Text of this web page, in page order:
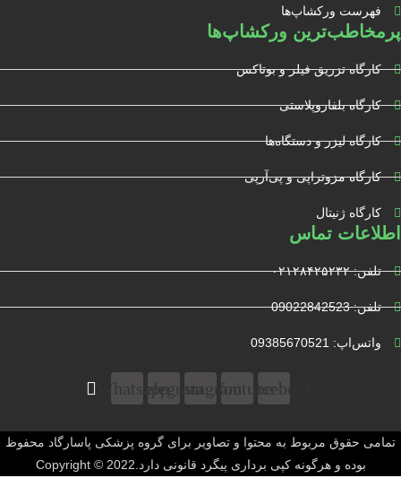
فهرست ورکشاپ‌ها
پرمخاطب‌ترین ورکشاپ‌ها
کارگاه تزریق فیلر و بوتاکس
کارگاه بلفاروپلاستی
کارگاه لیزر و دستگاه‌ها
کارگاه مزوتراپی و پی‌آرپی
کارگاه ژنیتال
اطلاعات تماس
تلفن: ۰۲۱۲۸۴۲۵۲۳۲
تلفن: 09022842523
واتس‌‌اپ: 09385670521
Facebook
Youtube
Instagram
Telegram
Whatsapp
تمامی حقوق مربوط به محتوا و تصاویر برای گروه پزشکی پاسارگاد محفوظ
بوده و هرگونه کپی برداری پیگرد قانونی دارد.Copyright © 2022